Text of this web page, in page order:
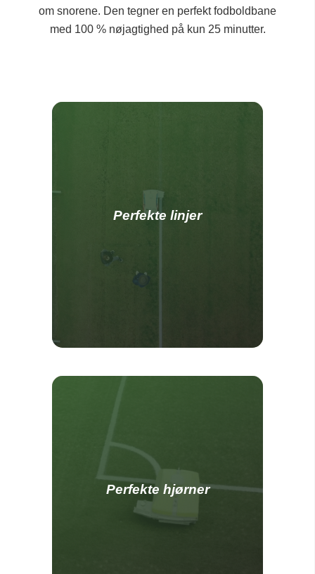
om snorene. Den tegner en perfekt fodboldbane
med 100 % nøjagtighed på kun 25 minutter.
Perfekte linjer
Perfekte hjørner